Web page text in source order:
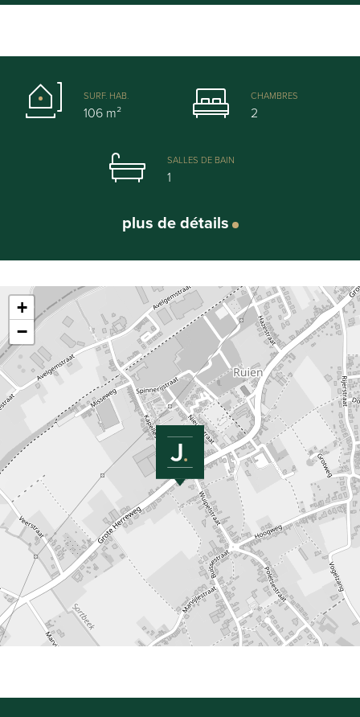
SURF. HAB.
106 m²
CHAMBRES
2
SALLES DE BAIN
1
plus de détails
Général
Adresse:
Kapellestraat 2, Mont-De-L'enclus
Référence:
BV/TK/0670
Prix demandé:
€ 419.000
Type:
Appartement
Disponible:
Lorsqu'il sera prêt
Surface habitable:
+
−